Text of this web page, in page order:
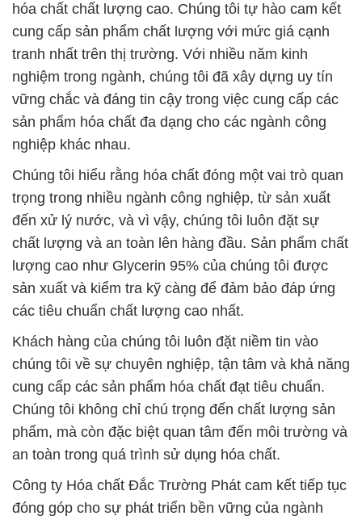
hóa chất chất lượng cao. Chúng tôi tự hào cam kết
cung cấp sản phẩm chất lượng với mức giá cạnh
tranh nhất trên thị trường. Với nhiều năm kinh
nghiệm trong ngành, chúng tôi đã xây dựng uy tín
vững chắc và đáng tin cậy trong việc cung cấp các
sản phẩm hóa chất đa dạng cho các ngành công
nghiệp khác nhau.
Chúng tôi hiểu rằng hóa chất đóng một vai trò quan
trọng trong nhiều ngành công nghiệp, từ sản xuất
đến xử lý nước, và vì vậy, chúng tôi luôn đặt sự
chất lượng và an toàn lên hàng đầu. Sản phẩm chất
lượng cao như Glycerin 95% của chúng tôi được
sản xuất và kiểm tra kỹ càng để đảm bảo đáp ứng
các tiêu chuẩn chất lượng cao nhất.
Khách hàng của chúng tôi luôn đặt niềm tin vào
chúng tôi về sự chuyên nghiệp, tận tâm và khả năng
cung cấp các sản phẩm hóa chất đạt tiêu chuẩn.
Chúng tôi không chỉ chú trọng đến chất lượng sản
phẩm, mà còn đặc biệt quan tâm đến môi trường và
an toàn trong quá trình sử dụng hóa chất.
Công ty Hóa chất Đắc Trường Phát cam kết tiếp tục
đóng góp cho sự phát triển bền vững của ngành